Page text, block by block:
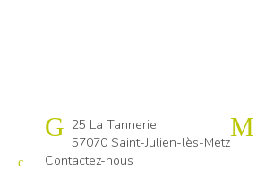
Cap emploi 57
25 La Tannerie
57070 Saint-Julien-lès-Metz
Contactez-nous